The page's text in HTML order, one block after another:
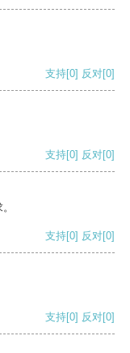
支持[0] 反对[0]
支持[0] 反对[0]
支持[0] 反对[0]
支持[0] 反对[0]